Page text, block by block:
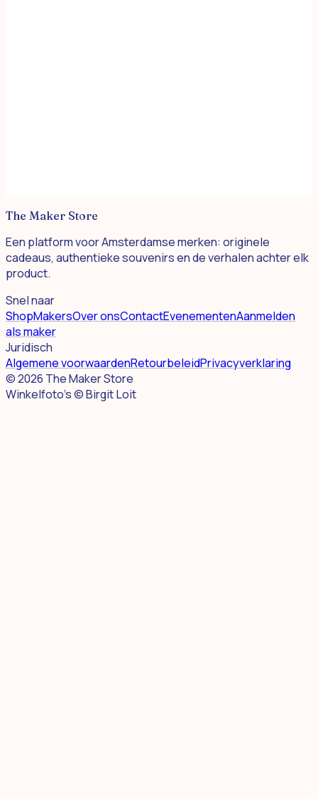
The Maker Store
Een platform voor Amsterdamse merken: originele
cadeaus, authentieke souvenirs en de verhalen achter elk
product.
Snel naar
ShopMakersOver onsContactEvenementenAanmelden
als maker
Juridisch
Algemene voorwaardenRetourbeleidPrivacyverklaring
©2026 The Maker Store
Winkelfoto's © Birgit Loit